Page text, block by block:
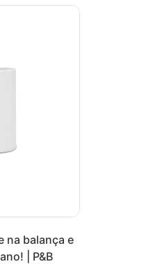
na balança e
| P&B